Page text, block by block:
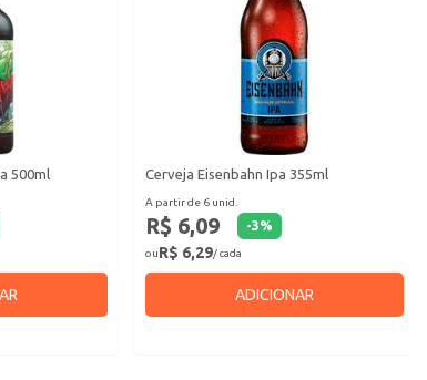
500ml Cerveja Eisenbahn Ipa 355ml
A partir de 6 unid.
R$ 6,09 -3%
ouR$ 6,29/ cada
ADICIONAR